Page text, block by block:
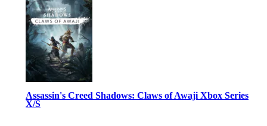
Assassin's Creed Shadows: Claws of Awaji Xbox Series
X/S